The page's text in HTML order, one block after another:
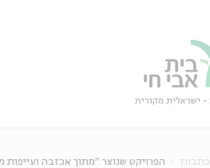
כתבות הפרויקט שנוצר "מתוך אכזבה ועייפות